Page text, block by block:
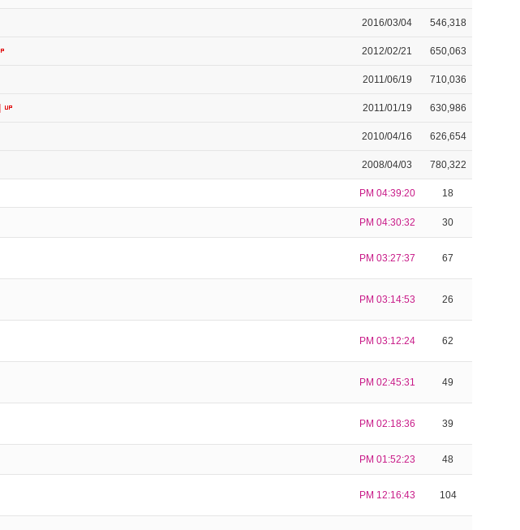
2016/03/04 546,318
2012/02/21 650,063
2011/06/19 710,036
2011/01/19 630,986
2010/04/16 626,654
2008/04/03 780,322
PM 04:39:20 18
PM 04:30:32 30
PM 03:27:37 67
PM 03:14:53 26
PM 03:12:24 62
PM 02:45:31 49
PM 02:18:36 39
PM 01:52:23 48
PM 12:16:43 104